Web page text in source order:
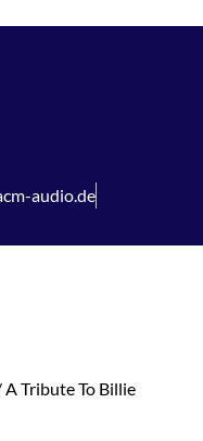
audio.de
A Tribute To Billie